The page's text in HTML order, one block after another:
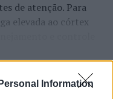
Information
de atenção. Para
elevada ao córtex
digitais também
de recompensa do